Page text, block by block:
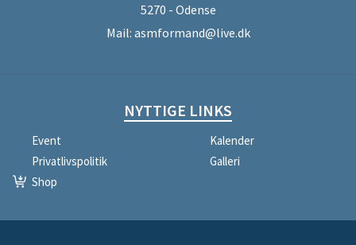
5270 - Odense
Mail: asmformand@live.dk
NYTTIGE LINKS
Event
Kalender
Privatlivspolitik
Galleri
Shop